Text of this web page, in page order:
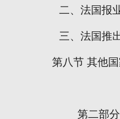
二、法国报
三、法国推
第八节 其他
第二部分